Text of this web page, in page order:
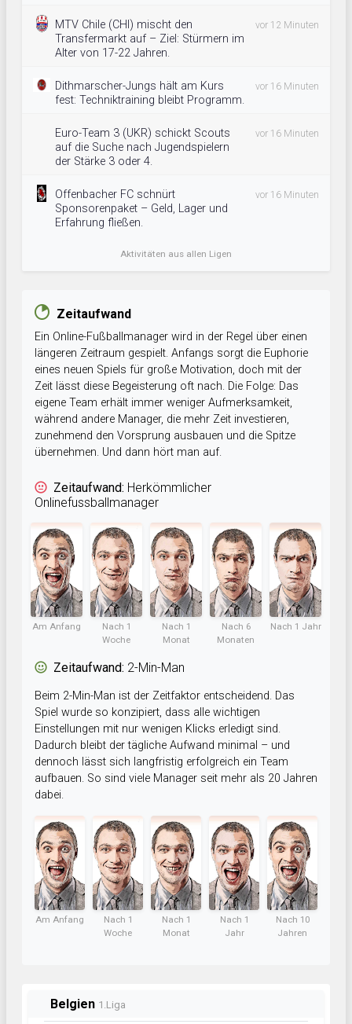
MTV Chile (CHI) mischt den
Transfermarkt auf – Ziel: Stürmern im
Alter von 17-22 Jahren.
vor 12 Minuten
Dithmarscher-Jungs hält am Kurs
fest: Techniktraining bleibt Programm.
vor 16 Minuten
Euro-Team 3 (UKR) schickt Scouts
auf die Suche nach Jugendspielern
der Stärke 3 oder 4.
vor 16 Minuten
Offenbacher FC schnürt
Sponsorenpaket – Geld, Lager und
Erfahrung fließen.
vor 16 Minuten
Aktivitäten aus allen Ligen
Zeitaufwand
Ein Online-Fußballmanager wird in der Regel über einen
längeren Zeitraum gespielt. Anfangs sorgt die Euphorie
eines neuen Spiels für große Motivation, doch mit der
Zeit lässt diese Begeisterung oft nach. Die Folge: Das
eigene Team erhält immer weniger Aufmerksamkeit,
während andere Manager, die mehr Zeit investieren,
zunehmend den Vorsprung ausbauen und die Spitze
übernehmen. Und dann hört man auf.
Zeitaufwand: Herkömmlicher
Onlinefussballmanager
Am Anfang
Nach 1
Woche
Nach 1
Monat
Nach 6
Monaten
Nach 1 Jahr
Zeitaufwand: 2-Min-Man
Beim 2-Min-Man ist der Zeitfaktor entscheidend. Das
Spiel wurde so konzipiert, dass alle wichtigen
Einstellungen mit nur wenigen Klicks erledigt sind.
Dadurch bleibt der tägliche Aufwand minimal – und
dennoch lässt sich langfristig erfolgreich ein Team
aufbauen. So sind viele Manager seit mehr als 20 Jahren
dabei.
Am Anfang
Nach 1
Woche
Nach 1
Monat
Nach 1
Jahr
Nach 10
Jahren
Belgien 1.Liga